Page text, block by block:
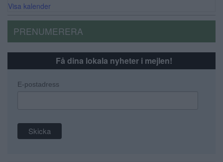
Visa kalender
PRENUMERERA
Få dina lokala nyheter i mejlen!
E-postadress